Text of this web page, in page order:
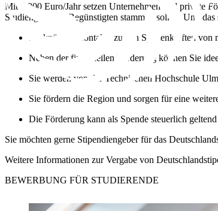
Mit 1.800 Euro/Jahr setzen Unternehmen und private
Studiengang die Begünstigten stammen sollen. Und
Sie knüpfen Kontakte zu den Spitzenkräften
Neben der finanziellen Förderung können Sie
Sie werden von der Technischen Hochschule
​Sie fördern die Region und sorgen für eine
Die Förderung kann als Spende steuerlich
Sie möchten gerne Stipendiengeber für das
Weitere Informationen zur Vergabe von
BEWERBUNG FÜR STUDIERENDE